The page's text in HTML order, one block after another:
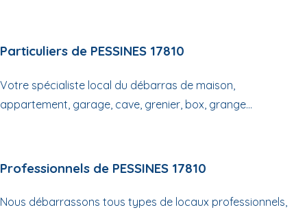
Particuliers de PESSINES 17810
Votre spécialiste local du débarras de maison,
appartement, garage, cave, grenier, box, grange...
Professionnels de PESSINES 17810
Nous débarrassons tous types de locaux professionnels,